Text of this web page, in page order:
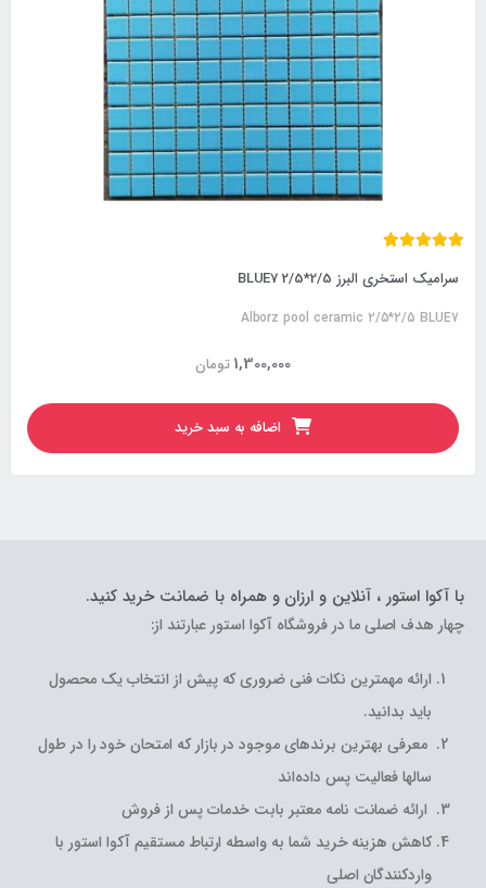
سرامیک استخری البرز 2/5*2/5 BLUE7
Alborz pool ceramic 2/5*2/5 BLUE7
تومان1,300,000
اضافه به سبد خرید
با آکوا استور ، آنلاین و ارزان و همراه با ضمانت خرید کنید.
چهار هدف اصلی ما در فروشگاه آکوا استور عبارتند از:
ارائه مهمترین نکات فنی ضروری که پیش از انتخاب یک محصول
باید بدانید.
معرفی بهترین برندهای موجود در بازار که امتحان خود را در طول
سالها فعالیت پس داده‌اند
ارائه ضمانت نامه معتبر بابت خدمات پس از فروش
کاهش هزینه خرید شما به واسطه ارتباط مستقیم آکوا استور با
واردکنندگان اصلی